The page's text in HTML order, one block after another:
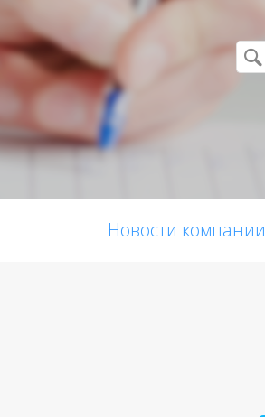
Новости компании